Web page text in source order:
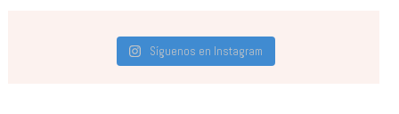
Síguenos en Instagram